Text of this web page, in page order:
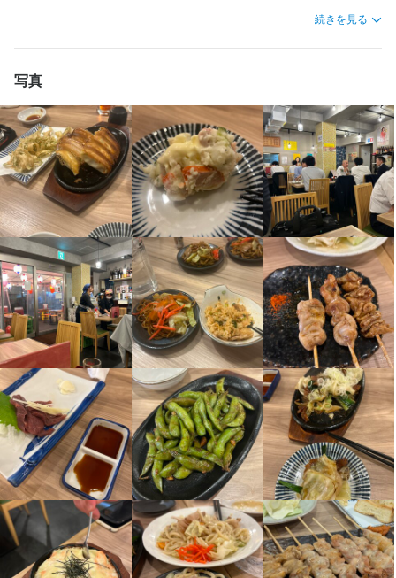
・従業員の年齢層
10代……	4人
20代……	3人
30代……	2人
・従業員の属性
大学生・短大・専門学校……	4人
社員（契約・派遣含む）……	2人
フリーター・アルバイト……	3人
・従業員構成の補足
大学生・フリーター・主婦(夫)・高校生まで、幅広い仲間を大募
集！
みんなでワイワイ楽しくお店を盛り上げていきましょう！
分からないことは全員フォローするので、未経験の方も安心して
ご応募下さいね！
チームワークを大切にしているので、
社員・バイトの垣根もなく楽しく学べる・稼げる環境です。
続きを見る
写真
昇給随時、制服貸与、食事付、研修有
まかない・食事補助あり
ネイルOK
ピアスOK
特徴
未経験者歓迎 フリーター歓迎 大学生歓迎 高校生歓迎
主婦・主夫歓迎
駅チカ(徒歩5分以内)
仕事内容
ホール・キッチンの業務を担当していただきます。
この仕事のおすすめポイント
＜リニューアルした綺麗なお店＞
「ネットで見たよ～」
「知り合いから聞いたよ」
「近くのホテルで紹介されました」
などなど常連さんを始め、ご紹介でご来店されるお客様も多数！
●ついつい飲み過ぎちゃうお店
●名物の「かぶと揚げ」がとても美味しかった！
●コスパのいい旨いもん屋さん
●スタッフさんの対応がすごく良い！